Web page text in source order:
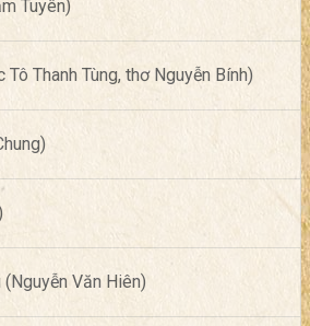
Tuyên)
Thanh Tùng, thơ Nguyễn Bính)
Văn Hiên)